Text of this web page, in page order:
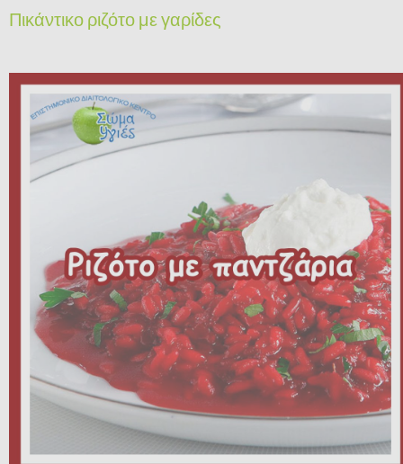
Πικάντικο ριζότο με γαρίδες